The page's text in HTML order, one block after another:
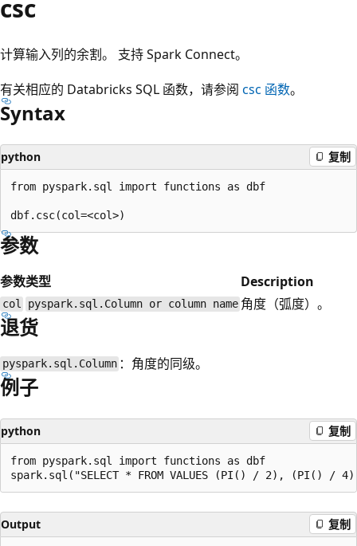
csc
计算输入列的余割。 支持 Spark Connect。
有关相应的 Databricks SQL 函数，请参阅 csc 函数。
Syntax
python 复制
from pyspark.sql import functions as dbf
参数
参数类型 Description
col pyspark.sql.Column or column name 角度（弧度）。
退货
pyspark.sql.Column ：角度的同级。
例子
python 复制
from pyspark.sql import functions as dbf
Output 复制